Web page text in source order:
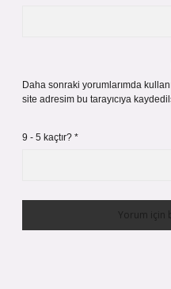
Daha sonraki yorumlarımda
site adresim bu tarayıcıya
9 - 5 kaçtır? *